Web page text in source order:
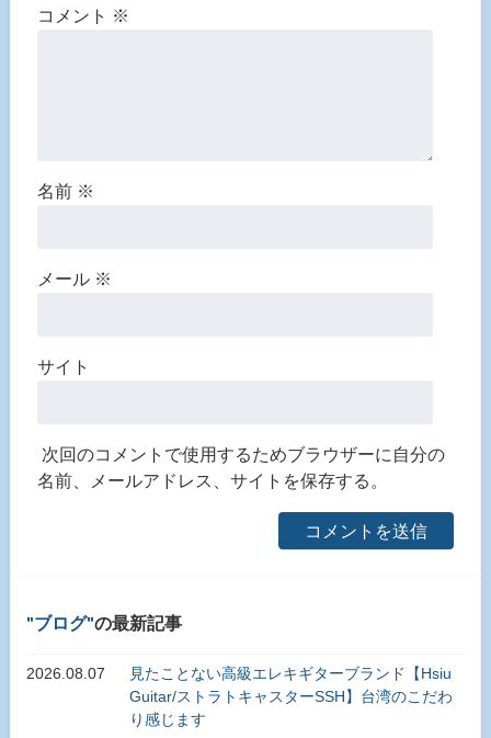
コメント ※
名前 ※
メール ※
サイト
次回のコメントで使用するためブラウザーに自分の
名前、メールアドレス、サイトを保存する。
ブログ の最新記事
2026.08.07
見たことない高級エレキギターブランド【Hsiu
Guitar/ストラトキャスターSSH】台湾のこだわ
り感じます